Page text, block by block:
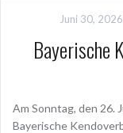
Juni 30, 2026
Bayerische
Am Sonntag, den 26.
Bayerische